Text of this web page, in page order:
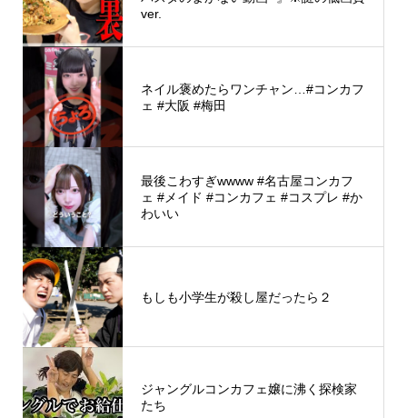
ver.
ネイル褒めたらワンチャン…#コンカフ
ェ #大阪 #梅田
最後こわすぎwwww #名古屋コンカフ
ェ #メイド #コンカフェ #コスプレ #か
わいい
もしも小学生が殺し屋だったら２
ジャングルコンカフェ嬢に沸く探検家
たち